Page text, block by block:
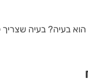
בעיה? בעיה שצריך